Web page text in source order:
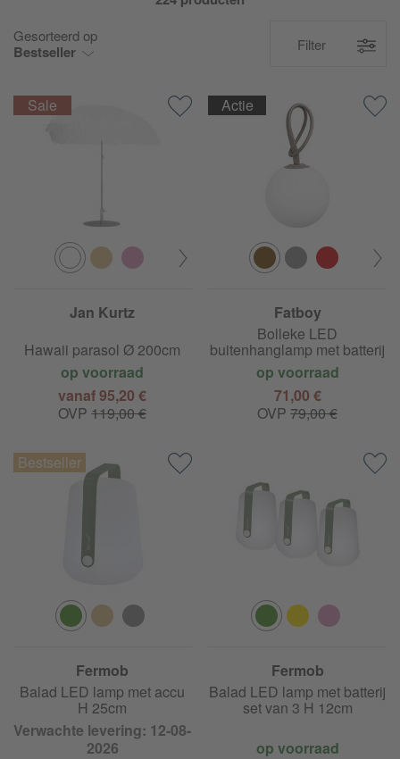
Gesorteerd op
Bestseller Filter
Jan Kurtz
Hawaii parasol Ø 200cm
op voorraad
vanaf 95,20 €
OVP119,00 €
Fatboy
Bolleke LED
buitenhanglamp met batterij
op voorraad
71,00 €
OVP79,00 €
Actie
Fermob
Balad LED lamp met accu
H 25cm
Verwachte levering: 12-08-
2026
Fermob
Balad LED lamp met batterij
set van 3 H 12cm
op voorraad